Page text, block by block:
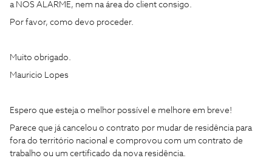
a NOS ALARME, nem na área do client consigo.
Por favor, como devo proceder.
Muito obrigado.
Mauricio Lopes
Espero que esteja o melhor possível e melhore em breve!
Parece que já cancelou o contrato por mudar de residência para
fora do território nacional e comprovou com um contrato de
trabalho ou um certificado da nova residência.